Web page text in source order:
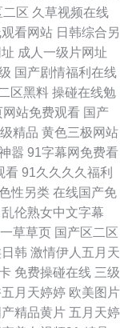
碰图片 日本免费黄色
在线观看 午夜老司机
清视频 AV无毛网站 五
服诱惑深爱网 少妇一
月天 97老师在线 91
黑丝欧美系列 蜜桃久
久久五月 av导航在线
二区 久草视频在线
看网站 日韩综合另
成人一级片网址
国产剧情福利在线
区黑料 操碰在线勉
网站免费观看 国产
精品 黄色三极网站
嚣 91字幕网免费看
看 91久久久久福利
性另类 在线国产免
乱伦熟女中文字幕
草草页 国产区二区
韩 激情伊人五月天
免费操碰在线 三级
月天婷婷 欧美图片
产精品黄片 五月天婷